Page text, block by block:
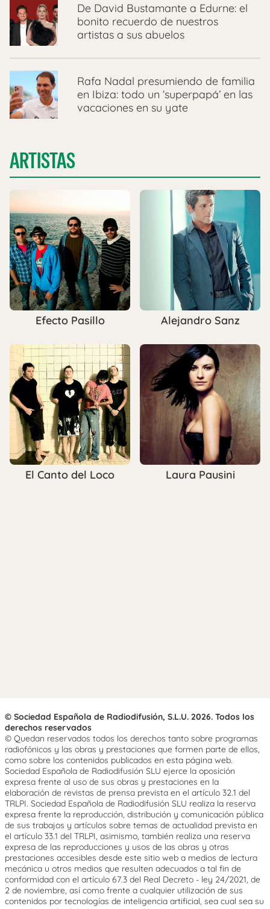
De David Bustamante a Edurne: el
bonito recuerdo de nuestros
artistas a sus abuelos
Rafa Nadal presumiendo de familia
en Ibiza: todo un ‘superpapá’ en las
vacaciones en su yate
ARTISTAS
Efecto Pasillo Alejandro Sanz
El Canto del Loco Laura Pausini
© Sociedad Española de Radiodifusión, S.L.U. 2026. Todos los
derechos reservados
© Quedan reservados todos los derechos tanto sobre programas
radiofónicos y las obras y prestaciones que formen parte de ellos,
como sobre los contenidos publicados en esta página web.
Sociedad Española de Radiodifusión SLU ejerce la oposición
expresa frente al uso de sus obras y prestaciones en la
elaboración de revistas de prensa prevista en el artículo 32.1 del
TRLPI. Sociedad Española de Radiodifusión SLU realiza la reserva
expresa frente la reproducción, distribución y comunicación pública
de sus trabajos y artículos sobre temas de actualidad prevista en
el artículo 33.1 del TRLPI, asimismo, también realiza una reserva
expresa de las reproducciones y usos de las obras y otras
prestaciones accesibles desde este sitio web a medios de lectura
mecánica u otros medios que resulten adecuados a tal fin de
conformidad con el artículo 67.3 del Real Decreto - ley 24/2021, de
2 de noviembre, así como frente a cualquier utilización de sus
contenidos por tecnologías de inteligencia artificial, sea cual sea su